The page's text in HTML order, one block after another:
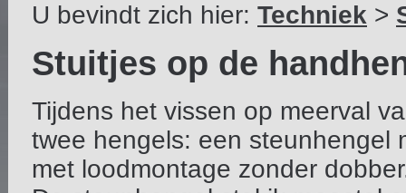
U bevindt zich hier: Techniek >
Stuitjes op de
Tijdens het vissen op meerval
twee hengels: een steunhengel
met loodmontage zonder